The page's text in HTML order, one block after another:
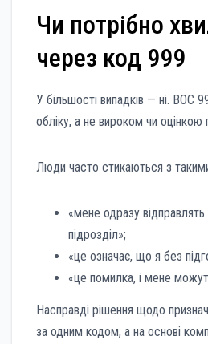
Чи потрібно
через код 999
У більшості випадків — ні. ВОС
обліку, а не вироком чи оцінкою
Люди часто стикаються з
«мене одразу
підрозділ»;
«це означає, що я без
«це помилка, і мене
Насправді рішення щодо
за одним кодом, а на основі